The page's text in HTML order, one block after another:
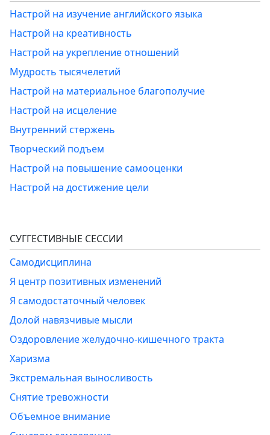
Настрой на изучение английского языка
Настрой на креативность
Настрой на укрепление отношений
Мудрость тысячелетий
Настрой на материальное благополучие
Настрой на исцеление
Внутренний стержень
Творческий подъем
Настрой на повышение самооценки
Настрой на достижение цели
СУГГЕСТИВНЫЕ СЕССИИ
Самодисциплина
Я центр позитивных изменений
Я самодостаточный человек
Долой навязчивые мысли
Оздоровление желудочно-кишечного тракта
Харизма
Экстремальная выносливость
Снятие тревожности
Объемное внимание